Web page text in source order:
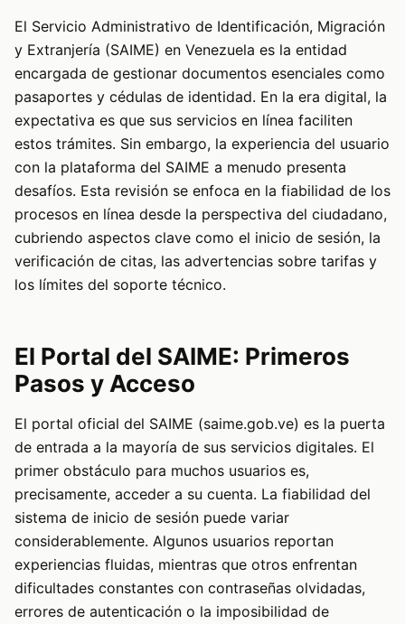
El Servicio Administrativo de Identificación, Migración
y Extranjería (SAIME) en Venezuela es la entidad
encargada de gestionar documentos esenciales como
pasaportes y cédulas de identidad. En la era digital, la
expectativa es que sus servicios en línea faciliten
estos trámites. Sin embargo, la experiencia del usuario
con la plataforma del SAIME a menudo presenta
desafíos. Esta revisión se enfoca en la fiabilidad de los
procesos en línea desde la perspectiva del ciudadano,
cubriendo aspectos clave como el inicio de sesión, la
verificación de citas, las advertencias sobre tarifas y
los límites del soporte técnico.
El Portal del SAIME: Primeros
Pasos y Acceso
El portal oficial del SAIME (saime.gob.ve) es la puerta
de entrada a la mayoría de sus servicios digitales. El
primer obstáculo para muchos usuarios es,
precisamente, acceder a su cuenta. La fiabilidad del
sistema de inicio de sesión puede variar
considerablemente. Algunos usuarios reportan
experiencias fluidas, mientras que otros enfrentan
dificultades constantes con contraseñas olvidadas,
errores de autenticación o la imposibilidad de